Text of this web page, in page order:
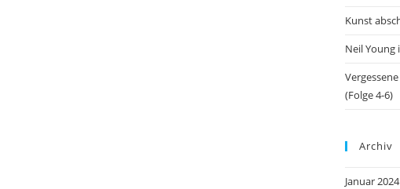
Kunst
Neil Young
(Folge 4-6)
Archiv
Januar 2024